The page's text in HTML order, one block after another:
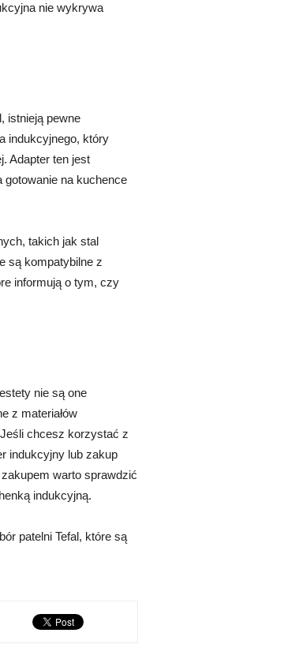
nie wykrywa
istnieją pewne
indukcyjnego, który
Adapter ten jest
gotowanie na kuchence
takich jak stal
są kompatybilne z
informują o tym, czy
nie są one
z materiałów
chcesz korzystać z
indukcyjny lub zakup
warto sprawdzić
indukcyjną.
patelni Tefal, które są